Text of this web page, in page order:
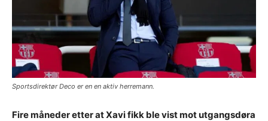
Sportsdirektør Deco er en en aktiv herremann.
Fire måneder etter at Xavi fikk ble vist mot utgangsdøra